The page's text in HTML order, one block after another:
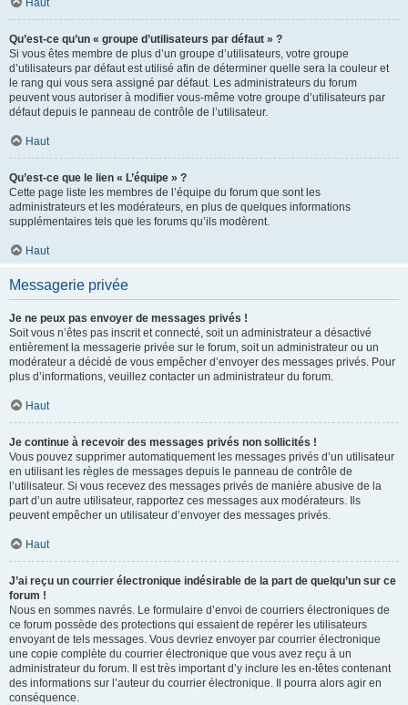
Haut
Qu’est-ce qu’un « groupe d’utilisateurs par défaut » ?
Si vous êtes membre de plus d’un groupe d’utilisateurs, votre groupe
d’utilisateurs par défaut est utilisé afin de déterminer quelle sera la couleur et
le rang qui vous sera assigné par défaut. Les administrateurs du forum
peuvent vous autoriser à modifier vous-même votre groupe d’utilisateurs par
défaut depuis le panneau de contrôle de l’utilisateur.
Haut
Qu’est-ce que le lien « L’équipe » ?
Cette page liste les membres de l’équipe du forum que sont les
administrateurs et les modérateurs, en plus de quelques informations
supplémentaires tels que les forums qu’ils modèrent.
Haut
Messagerie privée
Je ne peux pas envoyer de messages privés !
Soit vous n’êtes pas inscrit et connecté, soit un administrateur a désactivé
entièrement la messagerie privée sur le forum, soit un administrateur ou un
modérateur a décidé de vous empêcher d’envoyer des messages privés. Pour
plus d’informations, veuillez contacter un administrateur du forum.
Haut
Je continue à recevoir des messages privés non sollicités !
Vous pouvez supprimer automatiquement les messages privés d’un utilisateur
en utilisant les règles de messages depuis le panneau de contrôle de
l’utilisateur. Si vous recevez des messages privés de manière abusive de la
part d’un autre utilisateur, rapportez ces messages aux modérateurs. Ils
peuvent empêcher un utilisateur d’envoyer des messages privés.
Haut
J’ai reçu un courrier électronique indésirable de la part de quelqu’un sur ce
forum !
Nous en sommes navrés. Le formulaire d’envoi de courriers électroniques de
ce forum possède des protections qui essaient de repérer les utilisateurs
envoyant de tels messages. Vous devriez envoyer par courrier électronique
une copie complète du courrier électronique que vous avez reçu à un
administrateur du forum. Il est très important d’y inclure les en-têtes contenant
des informations sur l’auteur du courrier électronique. Il pourra alors agir en
conséquence.